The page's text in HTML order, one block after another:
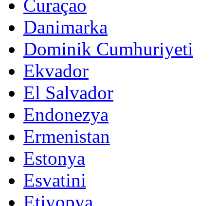
Curaçao
Danimarka
Dominik Cumhuriyeti
Ekvador
El Salvador
Endonezya
Ermenistan
Estonya
Esvatini
Etiyopya